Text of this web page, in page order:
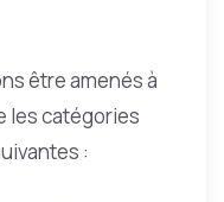
être amenés à
les catégories
: